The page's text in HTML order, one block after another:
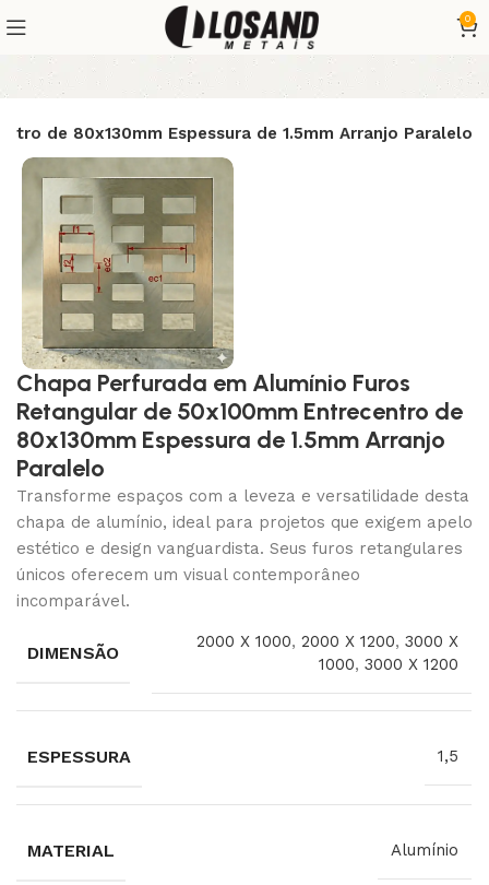
0
de 80x130mm Espessura de 1.5mm Arranjo Paralelo
Chapa Perfurada em Alumínio Furos
Retangular de 50x100mm Entrecentro de
80x130mm Espessura de 1.5mm Arranjo
Paralelo
Transforme espaços com a leveza e versatilidade desta
chapa de alumínio, ideal para projetos que exigem apelo
estético e design vanguardista. Seus furos retangulares
únicos oferecem um visual contemporâneo
incomparável.
DIMENSÃO
2000 X 1000,2000 X 1200,3000 X
1000,3000 X 1200
ESPESSURA 1,5
MATERIAL Alumínio